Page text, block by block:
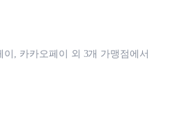
이, 카카오페이 외 3개 가맹점에서